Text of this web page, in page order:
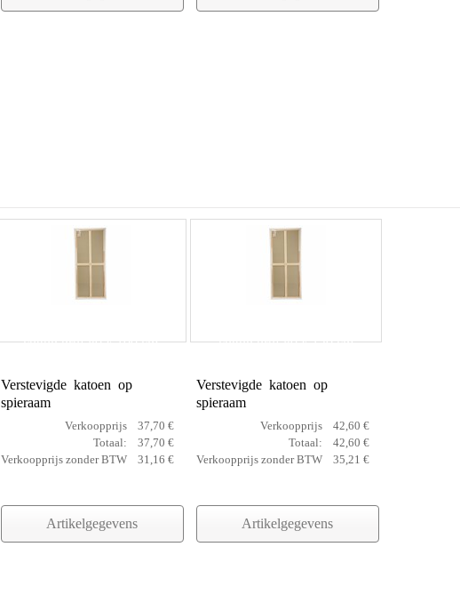
cotton prof 80 x 100 cm
Verstevigde katoen op
spieraam
Verkoopprijs
37,70 €
Totaal:
37,70 €
Verkoopprijs zonder BTW
31,16 €
Artikelgegevens
cotton prof 80 x 120 cm
Verstevigde katoen op
spieraam
Verkoopprijs
42,60 €
Totaal:
42,60 €
Verkoopprijs zonder BTW
35,21 €
Artikelgegevens